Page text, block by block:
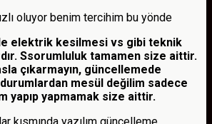
oluyor benim tercihim bu yönde
elektrik kesilmesi vs gibi teknik
Ssorumluluk tamamen size aittir.
çıkarmayın, güncellemede
mesül değilim sadece
yapıp yapmamak size aittir.